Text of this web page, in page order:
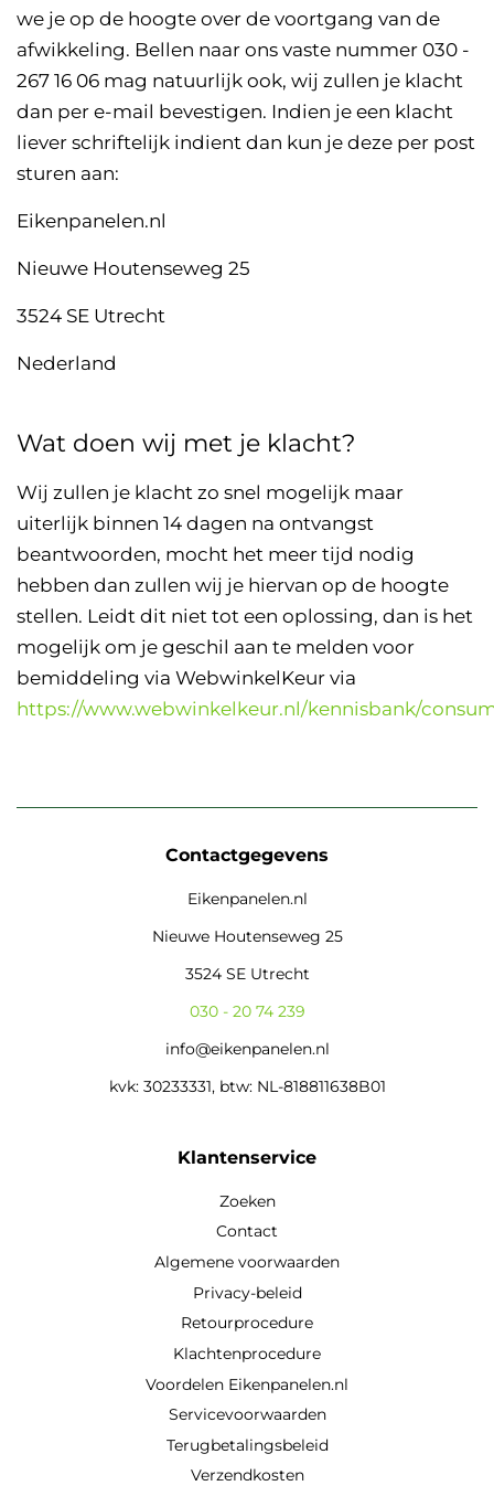
we je op de hoogte over de voortgang van de
afwikkeling. Bellen naar ons vaste nummer 030 -
267 16 06 mag natuurlijk ook, wij zullen je klacht
dan per e-mail bevestigen. Indien je een klacht
liever schriftelijk indient dan kun je deze per post
sturen aan:
Eikenpanelen.nl
Nieuwe Houtenseweg 25
3524 SE Utrecht
Nederland
Wat doen wij met je klacht?
Wij zullen je klacht zo snel mogelijk maar
uiterlijk binnen 14 dagen na ontvangst
beantwoorden, mocht het meer tijd nodig
hebben dan zullen wij je hiervan op de hoogte
stellen. Leidt dit niet tot een oplossing, dan is het
mogelijk om je geschil aan te melden voor
bemiddeling via WebwinkelKeur via
https://www.webwinkelkeur.nl/kennisbank/
Contactgegevens
Eikenpanelen.nl
Nieuwe Houtenseweg 25
3524 SE Utrecht
030 - 20 74 239
info@eikenpanelen.nl
kvk: 30233331, btw: NL-818811638B01
Klantenservice
Zoeken
Contact
Algemene voorwaarden
Privacy-beleid
Retourprocedure
Klachtenprocedure
Voordelen Eikenpanelen.nl
Servicevoorwaarden
Terugbetalingsbeleid
Verzendkosten